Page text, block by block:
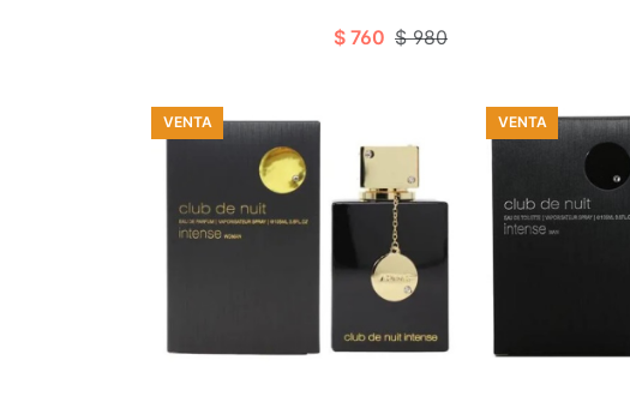
$ 760 $ 980
VENTA
Añadir al carro
VENTA